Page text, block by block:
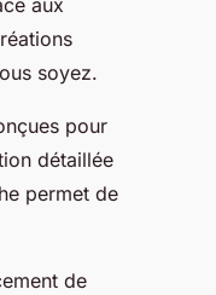
aux
soyez.
pour
détaillée
permet de
de